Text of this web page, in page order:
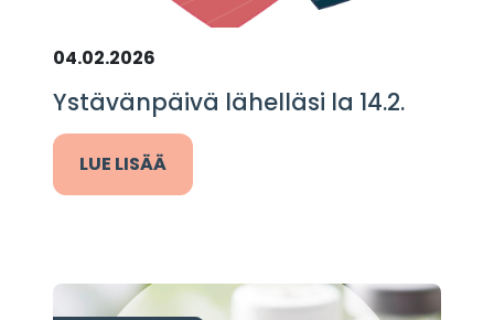
04.02.2026
Ystävänpäivä lähelläsi la 14.2.
LUE LISÄÄ